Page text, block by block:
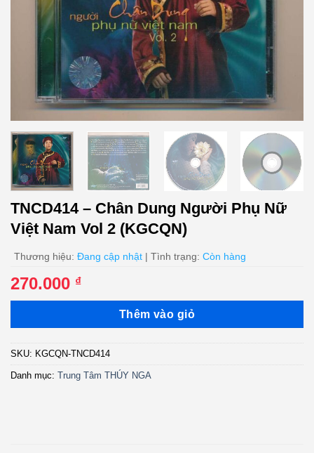
TNCD414 – Chân Dung Người Phụ Nữ
Việt Nam Vol 2 (KGCQN)
Thương hiệu: Đang cập nhật | Tình trạng: Còn hàng
270.000 ₫
Thêm vào giỏ
SKU: KGCQN-TNCD414
Danh mục: Trung Tâm THÚY NGA